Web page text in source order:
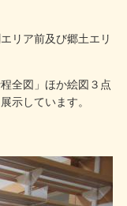
リア前及び郷土エリ
全図」ほか絵図３点
示しています。